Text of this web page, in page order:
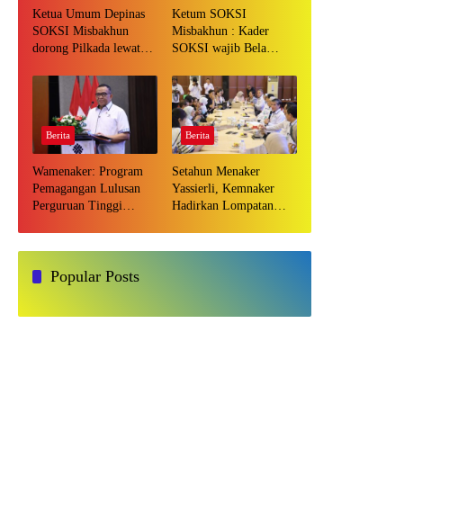
Ketua Umum Depinas
SOKSI Misbakhun
dorong Pilkada lewat
evaluasi pilkada
langsung
Ketum SOKSI
Misbakhun : Kader
SOKSI wajib Bela
Golkar Bahlil Lahadalia
di ruang Publik
Berita
Wamenaker: Program
Pemagangan Lulusan
Perguruan Tinggi
Berita
Setahun Menaker
Yassierli, Kemnaker
Hadirkan Lompatan
Popular Posts